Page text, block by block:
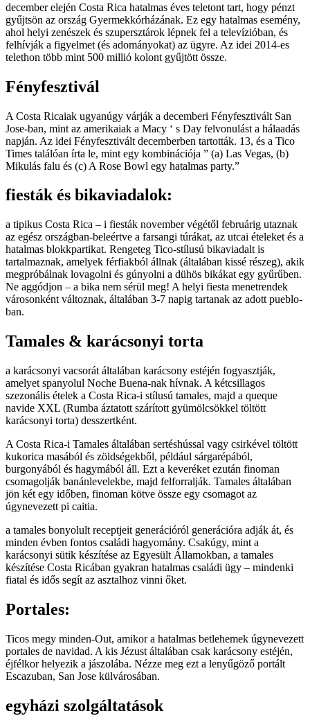
december elején Costa Rica hatalmas éves teletont tart, hogy pénzt
gyűjtsön az ország Gyermekkórházának. Ez egy hatalmas esemény,
ahol helyi zenészek és szupersztárok lépnek fel a televízióban, és
felhívják a figyelmet (és adományokat) az ügyre. Az idei 2014-es
telethon több mint 500 millió kolont gyűjtött össze.
Fényfesztivál
A Costa Ricaiak ugyanúgy várják a decemberi Fényfesztivált San
Jose-ban, mint az amerikaiak a Macy ‘ s Day felvonulást a hálaadás
napján. Az idei Fényfesztivált decemberben tartották. 13, és a Tico
Times találóan írta le, mint egy kombinációja ” (a) Las Vegas, (b)
Mikulás falu és (c) A Rose Bowl egy hatalmas party.”
fiesták és bikaviadalok:
a tipikus Costa Rica – i fiesták november végétől februárig utaznak
az egész országban-beleértve a farsangi túrákat, az utcai ételeket és a
hatalmas blokkpartikat. Rengeteg Tico-stílusú bikaviadalt is
tartalmaznak, amelyek férfiakból állnak (általában kissé részeg), akik
megpróbálnak lovagolni és gúnyolni a dühös bikákat egy gyűrűben.
Ne aggódjon – a bika nem sérül meg! A helyi fiesta menetrendek
városonként változnak, általában 3-7 napig tartanak az adott pueblo-
ban.
Tamales & karácsonyi torta
a karácsonyi vacsorát általában karácsony estéjén fogyasztják,
amelyet spanyolul Noche Buena-nak hívnak. A kétcsillagos
szezonális ételek a Costa Rica-i stílusú tamales, majd a queque
navide XXL (Rumba áztatott szárított gyümölcsökkel töltött
karácsonyi torta) desszertként.
A Costa Rica-i Tamales általában sertéshússal vagy csirkével töltött
kukorica masából és zöldségekből, például sárgarépából,
burgonyából és hagymából áll. Ezt a keveréket ezután finoman
csomagolják banánlevelekbe, majd felforralják. Tamales általában
jön két egy időben, finoman kötve össze egy csomagot az
úgynevezett pi caitia.
a tamales bonyolult receptjeit generációról generációra adják át, és
minden évben fontos családi hagyomány. Csakúgy, mint a
karácsonyi sütik készítése az Egyesült Államokban, a tamales
készítése Costa Ricában gyakran hatalmas családi ügy – mindenki
fiatal és idős segít az asztalhoz vinni őket.
Portales:
Ticos megy minden-Out, amikor a hatalmas betlehemek úgynevezett
portales de navidad. A kis Jézust általában csak karácsony estéjén,
éjfélkor helyezik a jászolába. Nézze meg ezt a lenyűgöző portált
Escazuban, San Jose külvárosában.
egyházi szolgáltatások